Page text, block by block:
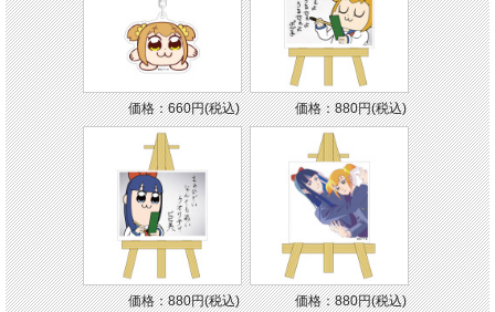
価格：660円(税込) 価格：880円(税込)
価格：880円(税込) 価格：880円(税込)